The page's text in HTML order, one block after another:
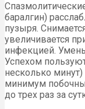
баралгин)
пузыря.
увеличивается
инфекцией.
Успехом
несколько
минимум
до трех раз за